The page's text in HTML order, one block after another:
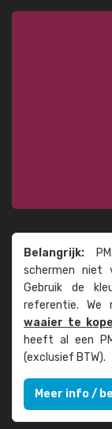
Belangrijk:
schermen niet
Gebruik de
referentie. We
waaier te
heeft al een
(exclusief BTW).
Meer info /